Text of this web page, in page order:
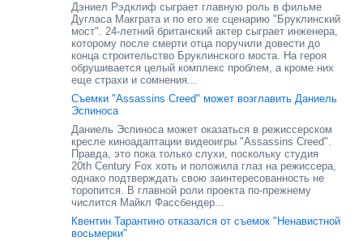
Дэниел Рэдклиф сыграет главную роль в фильме
Дугласа Макграта и по его же сценарию "Бруклинский
мост". 24-летний британский актер сыграет инженера,
которому после смерти отца поручили довести до
конца строительство Бруклинского моста. На героя
обрушивается целый комплекс проблем, а кроме них
еще страхи и сомнения...
Съемки "Assassins Creed" может возглавить Даниель
Эспиноса
Даниель Эспиноса может оказаться в режиссерском
кресле киноадаптации видеоигры "Assassins Creed".
Правда, это пока только слухи, поскольку студия
20th Century Fox хоть и положила глаз на режиссера,
однако подтверждать свою заинтересованность не
торопится. В главной роли проекта по-прежнему
числится Майкл Фассбендер...
Квентин Тарантино отказался от съемок "Ненавистной
восьмерки"